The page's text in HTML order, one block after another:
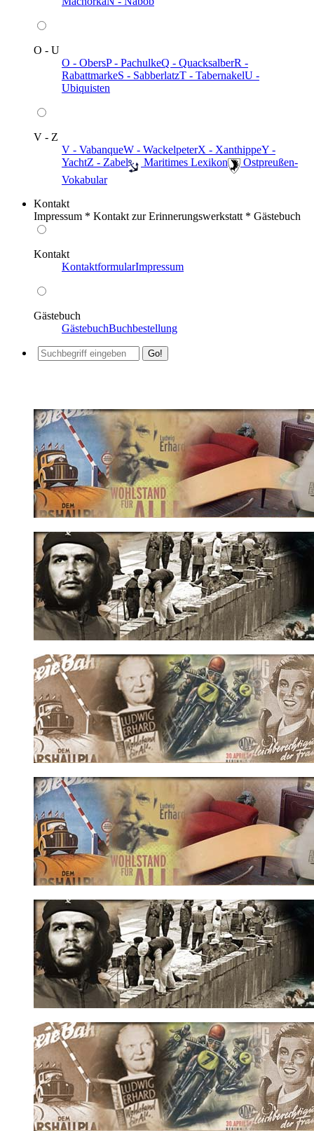
O - U
O - ObersP - PachulkeQ - QuacksalberR -
RabattmarkeS - SabberlatzT - TabernakelU -
Ubiquisten
V - Z
V - VabanqueW - WackelpeterX - XanthippeY -
YachtZ - Zabel ️ Maritimes Lexikon
️ Ostpreußen-
Vokabular
Kontakt
Impressum * Kontakt zur Erinnerungswerkstatt * Gästebuch
Kontakt
KontaktformularImpressum
Gästebuch
GästebuchBuchbestellung